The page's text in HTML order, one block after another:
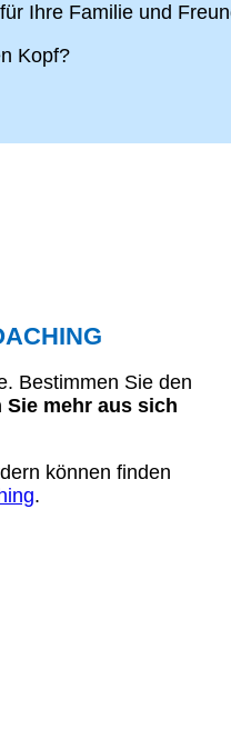
Ihre Familie und
Kopf?
Bestimmen Sie den
Sie mehr aus sich
können finden
.